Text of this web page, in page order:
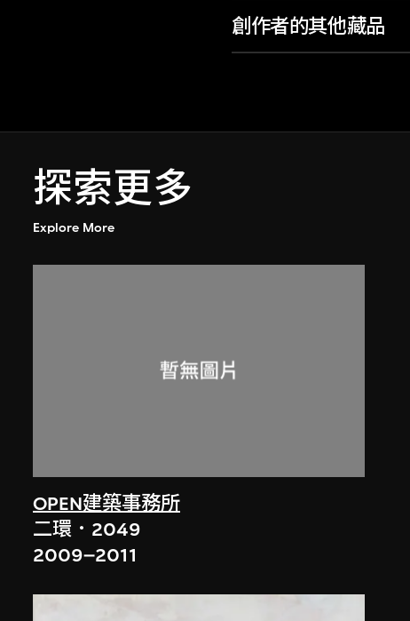
創作者的其他藏品
探索更多
Explore More
OPEN建築事務所
二環．2049
2009–2011